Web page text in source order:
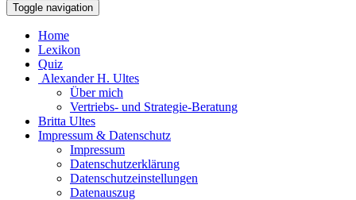
Toggle navigation
Home
Lexikon
Quiz
Alexander H. Ultes
Über mich
Vertriebs- und Strategie-Beratung
Britta Ultes
Impressum & Datenschutz
Impressum
Datenschutzerklärung
Datenschutzeinstellungen
Datenauszug